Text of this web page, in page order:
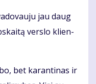
jau daug
ver­slo klien­
bet ka­ran­ti­nas ir